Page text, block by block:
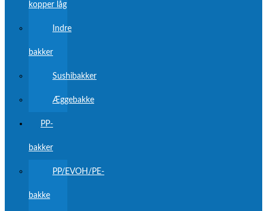
kopper låg
Indre
bakker
Sushibakker
Æggebakke
PP-
bakker
PP/EVOH/PE-
bakke